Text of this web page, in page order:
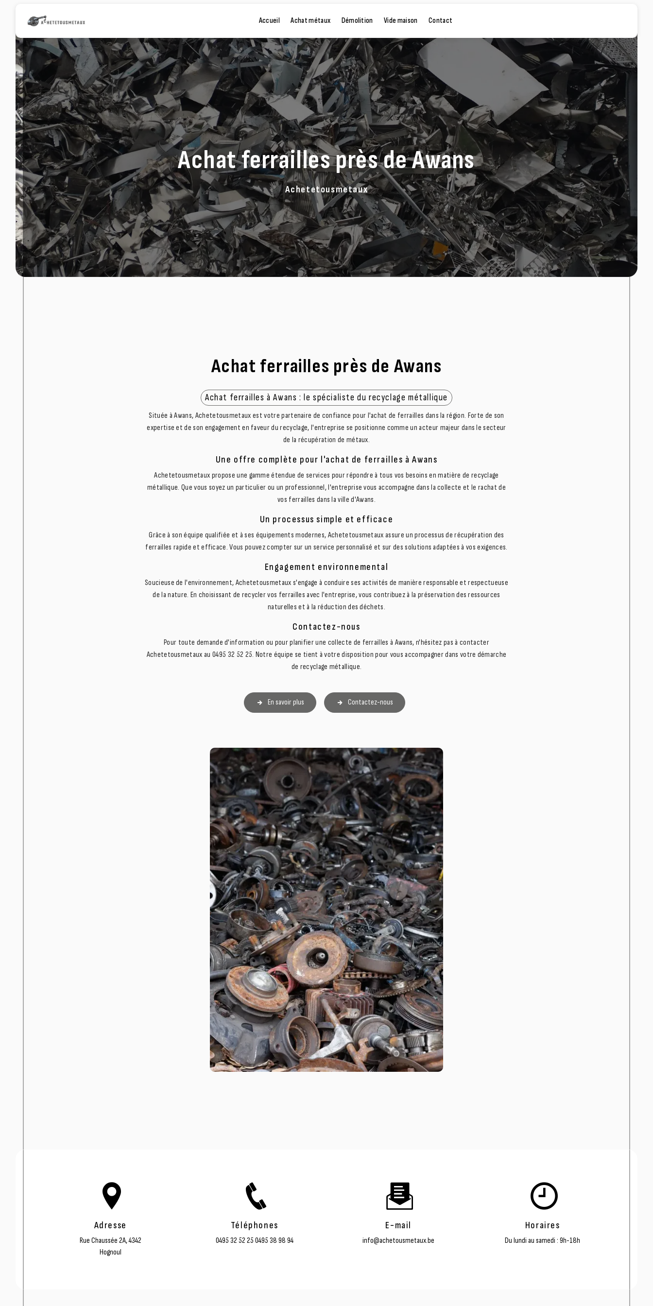
Accueil Achat métaux Démolition Vide maison Contact
Achat ferrailles près de Awans
Achetetousmetaux
Achat ferrailles près de Awans
Achat ferrailles à Awans : le spécialiste du recyclage métallique
Située à Awans, Achetetousmetaux est votre partenaire de confiance pour l'achat de ferrailles dans la région. Forte de son
expertise et de son engagement en faveur du recyclage, l'entreprise se positionne comme un acteur majeur dans le secteur
de la récupération de métaux.
Une offre complète pour l'achat de ferrailles à Awans
Achetetousmetaux propose une gamme étendue de services pour répondre à tous vos besoins en matière de recyclage
métallique. Que vous soyez un particulier ou un professionnel, l'entreprise vous accompagne dans la collecte et le rachat de
vos ferrailles dans la ville d'Awans.
Un processus simple et efficace
Grâce à son équipe qualifiée et à ses équipements modernes, Achetetousmetaux assure un processus de récupération des
ferrailles rapide et efficace. Vous pouvez compter sur un service personnalisé et sur des solutions adaptées à vos exigences.
Engagement environnemental
Soucieuse de l'environnement, Achetetousmetaux s'engage à conduire ses activités de manière responsable et respectueuse
de la nature. En choisissant de recycler vos ferrailles avec l'entreprise, vous contribuez à la préservation des ressources
naturelles et à la réduction des déchets.
Contactez-nous
Pour toute demande d'information ou pour planifier une collecte de ferrailles à Awans, n'hésitez pas à contacter
Achetetousmetaux au 0495 32 52 25. Notre équipe se tient à votre disposition pour vous accompagner dans votre démarche
de recyclage métallique.
En savoir plus Contactez-nous
Adresse
Rue Chaussée 2A, 4342
Hognoul
Téléphones
0495 32 52 25 0495 38 98 94
E-mail
info@achetousmetaux.be
Horaires
Du lundi au samedi : 9h-18h